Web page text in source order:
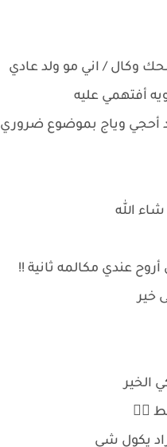
وكال / اني مو ولد عادي
أفتهمي عليه
أحجي وياج بموضوع ضروري
الله
عندي مكالمه ثانية !!
خير
الخير
🤦‍♀️
يكول شي